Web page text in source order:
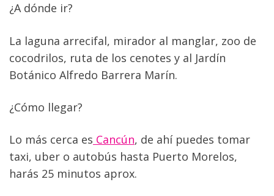
¿A dónde ir?
La laguna arrecifal, mirador al manglar, zoo de
cocodrilos, ruta de los cenotes y al Jardín
Botánico Alfredo Barrera Marín.
¿Cómo llegar?
Lo más cerca es Cancún, de ahí puedes tomar
taxi, uber o autobús hasta Puerto Morelos,
harás 25 minutos aprox.